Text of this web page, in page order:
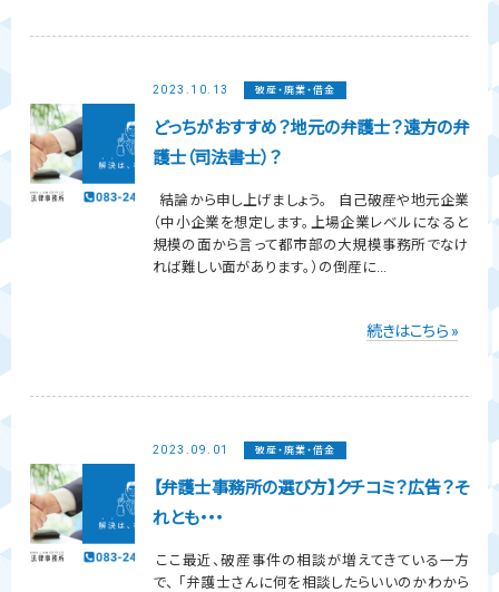
2023.10.13 破産・廃業・借金
どっちがおすすめ？地元の弁護士？遠方の弁
護士（司法書士）？
結論から申し上げましょう。 自己破産や地元企業
（中小企業を想定します。上場企業レベルになると
規模の面から言って都市部の大規模事務所でなけ
れば難しい面があります。）の倒産に...
続きはこちら »
2023.09.01 破産・廃業・借金
【弁護士事務所の選び方】クチコミ？広告？そ
れとも・・・
ここ最近、破産事件の相談が増えてきている一方
で、 「弁護士さんに何を相談したらいいのかわから